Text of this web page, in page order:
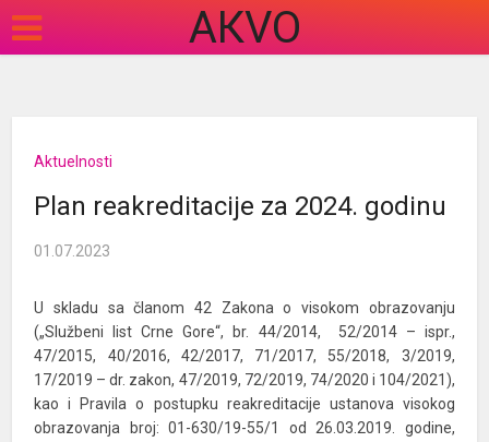
АКVO
Aktuelnosti
Plan reakreditacije za 2024. godinu
01.07.2023
U skladu sa članom 42 Zakona o visokom obrazovanju
(„Službeni list Crne Gore“, br. 44/2014, 52/2014 – ispr.,
47/2015, 40/2016, 42/2017, 71/2017, 55/2018, 3/2019,
17/2019 – dr. zakon, 47/2019, 72/2019, 74/2020 i 104/2021),
kao i Pravila o postupku reakreditacije ustanova visokog
obrazovanja broj: 01-630/19-55/1 od 26.03.2019. godine,